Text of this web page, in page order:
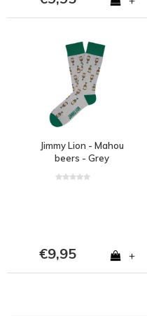
Jimmy Lion - Mahou
beers - Grey
€9,95 +